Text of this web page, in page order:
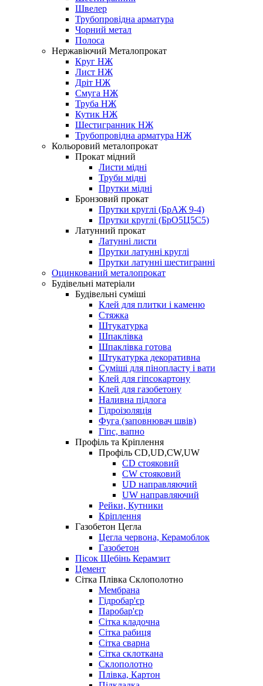
Швелер
Трубопровідна арматура
Чорний метал
Полоса
Нержавіючий Металопрокат
Круг НЖ
Лист НЖ
Дріт НЖ
Смуга НЖ
Труба НЖ
Кутик НЖ
Шестигранник НЖ
Трубопровідна арматура НЖ
Кольоровий металопрокат
Прокат мідний
Листи мідні
Труби мідні
Прутки мідні
Бронзовий прокат
Прутки круглі (БрАЖ 9-4)
Прутки круглі (БрО5Ц5С5)
Латунний прокат
Латунні листи
Прутки латунні круглі
Прутки латунні шестигранні
Оцинкований металопрокат
Будівельні матеріали
Будівельні суміші
Клей для плитки і каменю
Стяжка
Штукатурка
Шпаклівка
Шпаклівка готова
Штукатурка декоративна
Суміші для пінопласту і вати
Клей для гіпсокартону
Клей для газобетону
Наливна підлога
Гідроізоляція
Фуга (заповнювач швів)
Гіпс, вапно
Профіль та Кріплення
Профіль CD,UD,CW,UW
CD стояковий
CW стояковий
UD направляючий
UW направляючий
Рейки, Кутники
Кріплення
Газобетон Цегла
Цегла червона, Керамоблок
Газобетон
Пісок Щебінь Керамзит
Цемент
Сітка Плівка Склополотно
Мембрана
Гідробар'єр
Паробар'єр
Сітка кладочна
Сітка рабиця
Сітка сварна
Сітка склоткана
Склополотно
Плівка, Картон